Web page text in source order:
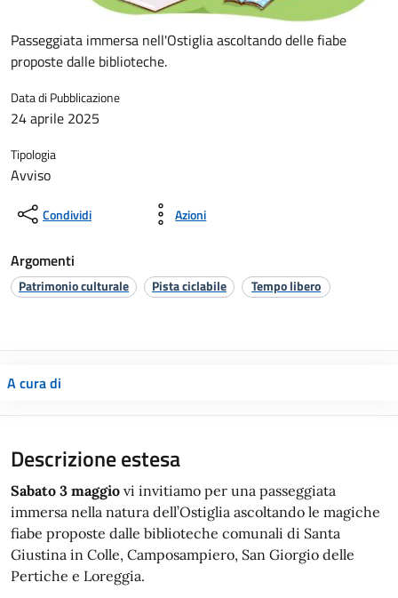
Passeggiata immersa nell'Ostiglia ascoltando delle fiabe
proposte dalle biblioteche.
Data di Pubblicazione
24 aprile 2025
Tipologia
Avviso
Condividi Azioni
Argomenti
Patrimonio culturale Pista ciclabile Tempo libero
A cura di
Descrizione estesa
Sabato 3 maggio vi invitiamo per una passeggiata
immersa nella natura dell’Ostiglia ascoltando le magiche
fiabe proposte dalle biblioteche comunali di Santa
Giustina in Colle, Camposampiero, San Giorgio delle
Pertiche e Loreggia.